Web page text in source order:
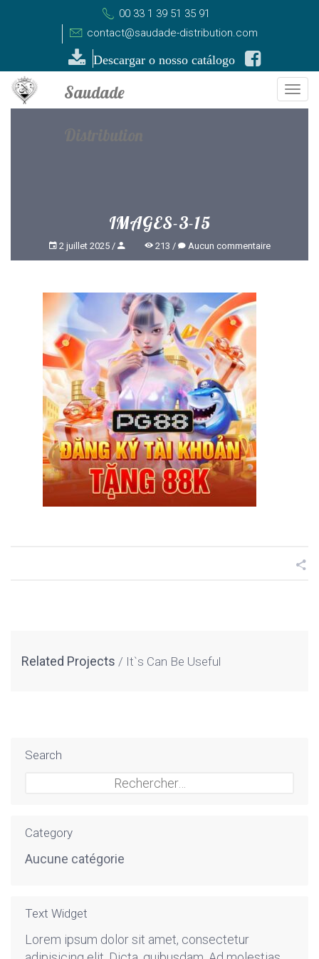
00 33 1 39 51 35 91
contact@saudade-distribution.com
Descargar o nosso catálogo
IMAGES-3-15
2 juillet 2025 213 Aucun commentaire
Related Projects It`s Can Be Useful
Search
Category
Aucune catégorie
Text Widget
Lorem ipsum dolor sit amet, consectetur